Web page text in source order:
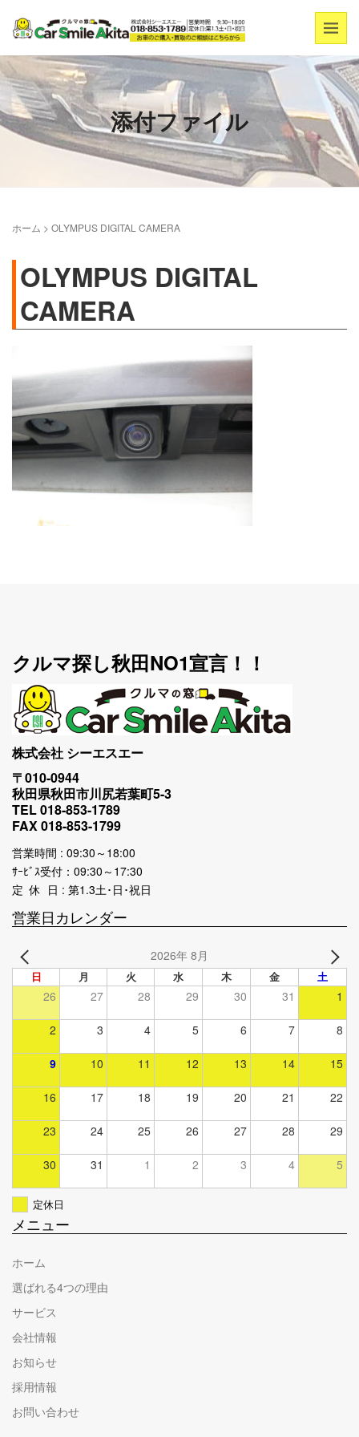
添付ファイル
ホーム > OLYMPUS DIGITAL CAMERA
OLYMPUS DIGITAL
CAMERA
クルマ探し秋田NO1宣言！！
株式会社 シーエスエー
〒010-0944
秋田県秋田市川尻若葉町5-3
TEL 018-853-1789
FAX 018-853-1799
営業時間 : 09:30～18:00
ｻｰﾋﾞｽ受付：09:30～17:30
定 休 日 : 第1.3土･日･祝日
営業日カレンダー
2026年 8月
日 月 火 水 木 金 土
26 27 28 29 30 31 1
2 3 4 5 6 7 8
9 10 11 12 13 14 15
16 17 18 19 20 21 22
23 24 25 26 27 28 29
30 31 1 2 3 4 5
定休日
メニュー
ホーム
選ばれる4つの理由
サービス
会社情報
お知らせ
採用情報
お問い合わせ